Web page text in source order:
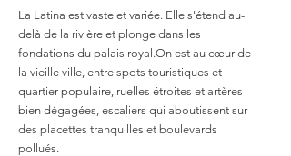
La Latina est vaste et variée. Elle s'étend au-
delà de la rivière et plonge dans les
fondations du palais royal.On est au cœur de
la vieille ville, entre spots touristiques et
quartier populaire, ruelles étroites et artères
bien dégagées, escaliers qui aboutissent sur
des placettes tranquilles et boulevards
pollués.